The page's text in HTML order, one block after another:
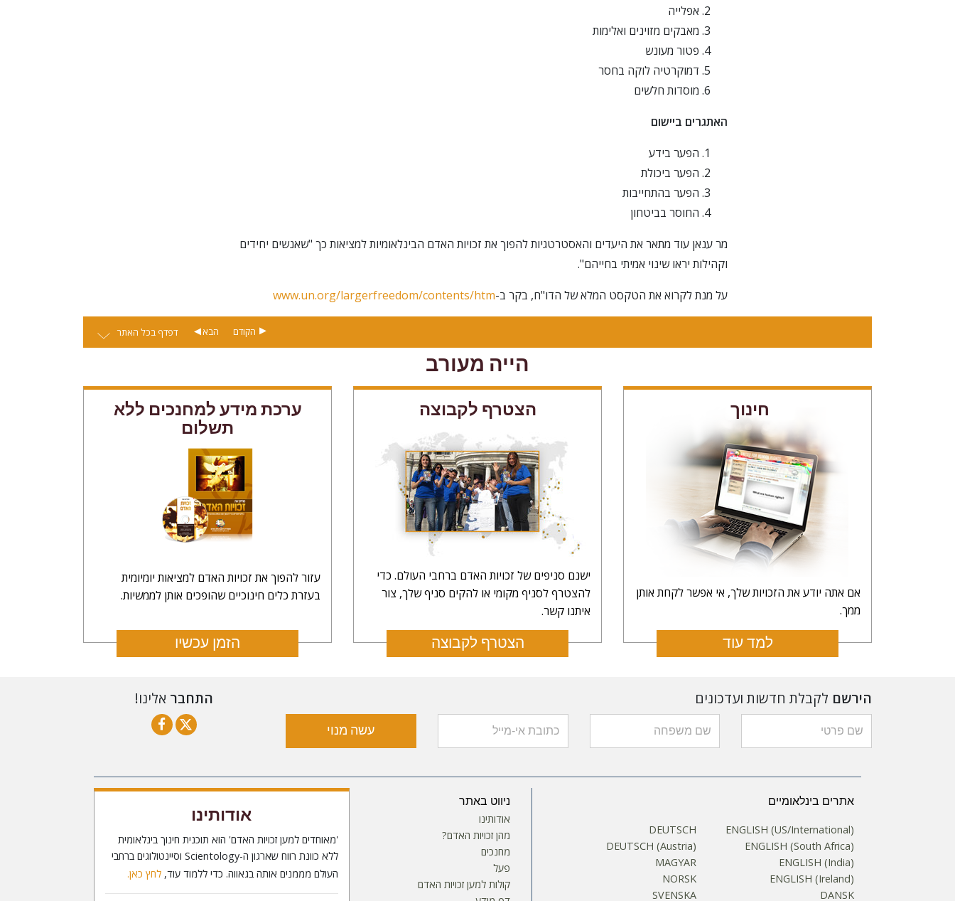
אפלייה
מאבקים מזוינים ואלימות
פטור מעונש
דמוקרטיה לוקה בחסר
מוסדות חלשים
האתגרים ביישום
הפער בידע
הפער ביכולת
הפער בהתחייבות
החוסר בביטחון
מר ענאן עוד מתאר את היעדים והאסטרטגיות להפוך את זכויות האדם הבינלאומיות למציאות כך "שאנשים יחידים
וקהילות יראו שינוי אמיתי בחייהם".
על מנת לקרוא את הטקסט המלא של הדו"ח, בקר ב-www.un.org/largerfreedom/contents/htm
הבא הקודם דפדף בכל האתר
הייה מעורב
חינוך
אם אתה יודע את הזכויות שלך, אי אפשר לקחת אותן
ממך.
למד עוד
הצטרף לקבוצה
ישנם סניפים של זכויות האדם ברחבי העולם. כדי
להצטרף לסניף מקומי או להקים סניף שלך, צור
איתנו קשר.
הצטרף לקבוצה
ערכת מידע למחנכים ללא
תשלום
עזור להפוך את זכויות האדם למציאות יומיומית
בעזרת כלים חינוכיים שהופכים אותן לממשיות.
הזמן עכשיו
הירשם לקבלת חדשות ועדכונים
עשה מנוי
התחבר אלינו!
אתרים בינלאומיים
ENGLISH (US/International)
ENGLISH (South Africa)
ENGLISH (India)
ENGLISH (Ireland)
DANSK
DEUTSCH
DEUTSCH (Austria)
MAGYAR
NORSK
SVENSKA
ניווט באתר
אודותינו
מהן זכויות האדם?
מחנכים
פעל
קולות למען זכויות האדם
אודותינו
'מאוחדים למען זכויות האדם' הוא תוכנית חינוך בינלאומית
ללא כוונת רווח שארגון ה-Scientology וסיינטולוגים ברחבי
העולם מממנים אותה בגאווה. כדי ללמוד עוד,לחץ כאן.